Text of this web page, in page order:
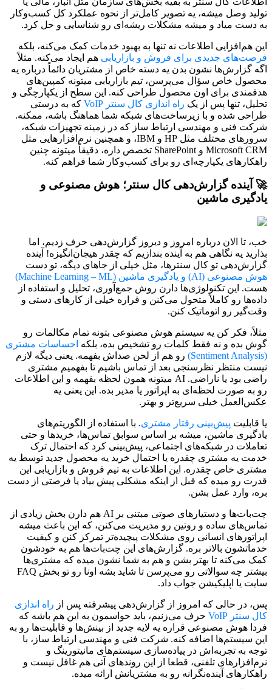
تولید وصل میشه، یه تصویر کامل‌تر از نحوه عملکرد کل کسب‌وکار
به دست میاد و میشه مشکلات ریشه‌ای رو شناسایی و حل کرد.
این هم‌افزایی اطلاعات نه تنها به بهبود خدمات کمک می‌کنه، بلکه
فرصت‌های جدیدی برای فروش و بازاریابی هم ایجاد می‌کنه. مثلاً
اگه گزارش‌ها نشون بدن یه دسته خاص از مشتریان دائماً درباره یه
محصول خاص سؤال می‌پرسن، تیم بازاریابی میتونه کمپین‌های
هدفمندی برای اون محصول طراحی کنه. این سطح از یکپارچگی و
تحلیل، تنها پس از یک راه اندازی کال سنتر VoIP
که به درستی
طراحی شده و با زیرساخت‌های شبکه شما هماهنگ باشه، ممکنه.
شرکت فنی و مهندسی ارتباط ساز که در زمینه تجهیزات شبکه،
سرورهای مختلف مثل HP و IBM، و همچنین نرم‌افزارهایی مثل
Microsoft CRM و SharePoint تخصص داره، دقیقاً میتونه چنین
راهکارهای یکپارچه‌ای رو برای کسب‌وکار شما فراهم کنه.
🚀 آینده گزارش‌دهی کال سنتر؛ هوش مصنوعی و
یادگیری ماشین
خب، تا الان درباره امروز و دیروز گزارش‌دهی حرف زدیم، اما
بذارید یه نگاهی هم به آینده بندازیم که چقدر هیجان‌انگیزه! آینده
گزارش‌دهی تو کال سنترها، مثل خیلی از جاهای دیگه، تو دست
هوش مصنوعی (AI) و یادگیری ماشین (Machine Learning – ML)
هست. این تکنولوژی‌ها دارن روش جمع‌آوری، تحلیل و استفاده از
داده‌ها رو کاملاً متحول می‌کنن و قراره خیلی از کارهای دستی و
وقت‌گیر رو اتوماتیک کنن.
مثلاً، فکر کن یه سیستم هوش مصنوعی بتونه تمام مکالمات رو
گوش بده و نه فقط کلمات رو تشخیص بده، بلکه احساسات مشتری
(Sentiment Analysis)
رو هم از لحن صداش بفهمه. یعنی دیگه لازم
نیست منتظر نظرسنجی بعد از تماس باشیم تا بفهمیم مشتری
راضی بود یا ناراضی. AI میتونه همون لحظه بفهمه و این اطلاعات
رو به صورت لحظه‌ای به اپراتور یا مدیر بده. این یعنی یه
عکس‌العمل خیلی سریع‌تر و بهتر.
یا قابلیت پیش‌بینی رفتار مشتری. با استفاده از الگوریتم‌های
یادگیری ماشین، میشه بر اساس سوابق تماس‌ها، خریدها و حتی
تعاملات در شبکه‌های اجتماعی، پیش‌بینی کرد که احتمال ترک
خدمت یه مشتری چقدره یا احتمال خرید یه محصول جدید توسط یه
مشتری خاص چقدره. این اطلاعات به تیم فروش و بازاریابی این
قدرت رو میده که قبل از اینکه مشکلی پیش بیاد یا فرصتی از دست
بره، وارد عمل بشن.
چت‌بات‌ها و دستیارهای صوتی مبتنی بر AI هم دارن بخش زیادی از
تماس‌های ساده و روتین رو مدیریت می‌کنن، که این باعث میشه
اپراتورهای انسانی روی مشکلات پیچیده‌تر تمرکز کنن و کیفیت
خدماتشون بالاتر بره. گزارش‌های این چت‌بات‌ها هم به خودشون
کمک می‌کنه تا بهتر بشن و هم به شما نشون میده که مشتری‌ها
بیشتر چه سوالاتی رو می‌پرسن تا شاید بشه اونا رو تو بخش FAQ
سایت یا اپلیکیشن جواب داد.
پس، در حالی که امروز از گزارش‌دهی پیشرفته پس از راه اندازی
کال سنتر VoIP
حرف می‌زنیم، باید حواسمون به این هم باشه که
فردا هوش مصنوعی قراره یه لایه جدید از بینش‌ها و قابلیت‌ها رو به
این سیستم‌ها اضافه کنه. شرکت فنی و مهندسی ارتباط ساز، با
توجه به تجربه‌اش در پیاده‌سازی سیستم‌های مانیتورینگ و
نرم‌افزارهای تلفنی، قطعا از این روندهای آتی هم غافل نیست و
راهکارهای آینده‌نگرانه رو به مشتریانش ارائه میده.